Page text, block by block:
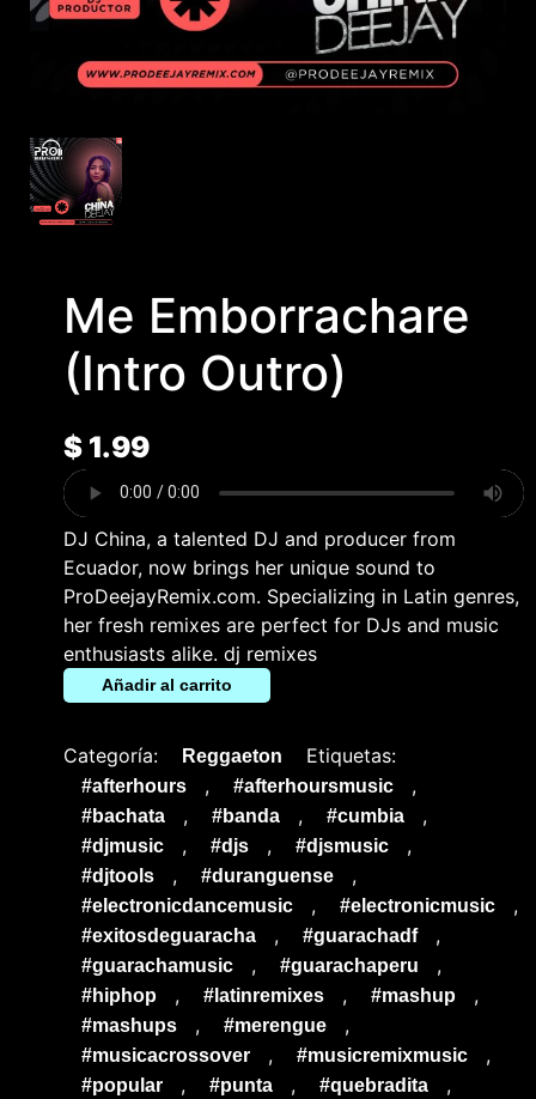
Me Emborrachare
(Intro Outro)
$1.99
DJ China, a talented DJ and producer from
Ecuador, now brings her unique sound to
ProDeejayRemix.com. Specializing in Latin genres,
her fresh remixes are perfect for DJs and music
enthusiasts alike. dj remixes
Añadir al carrito
Categoría: Reggaeton Etiquetas:
#afterhours , #afterhoursmusic ,
#bachata , #banda , #cumbia ,
#djmusic , #djs , #djsmusic ,
#djtools , #duranguense ,
#electronicdancemusic , #electronicmusic ,
#exitosdeguaracha , #guarachadf ,
#guarachamusic , #guarachaperu ,
#hiphop , #latinremixes , #mashup ,
#mashups , #merengue ,
#musicacrossover , #musicremixmusic ,
#popular , #punta , #quebradita ,